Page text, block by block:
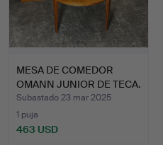
MESA DE COMEDOR
OMANN JUNIOR DE TECA.
Subastado 23 mar 2025
1 puja
463 USD